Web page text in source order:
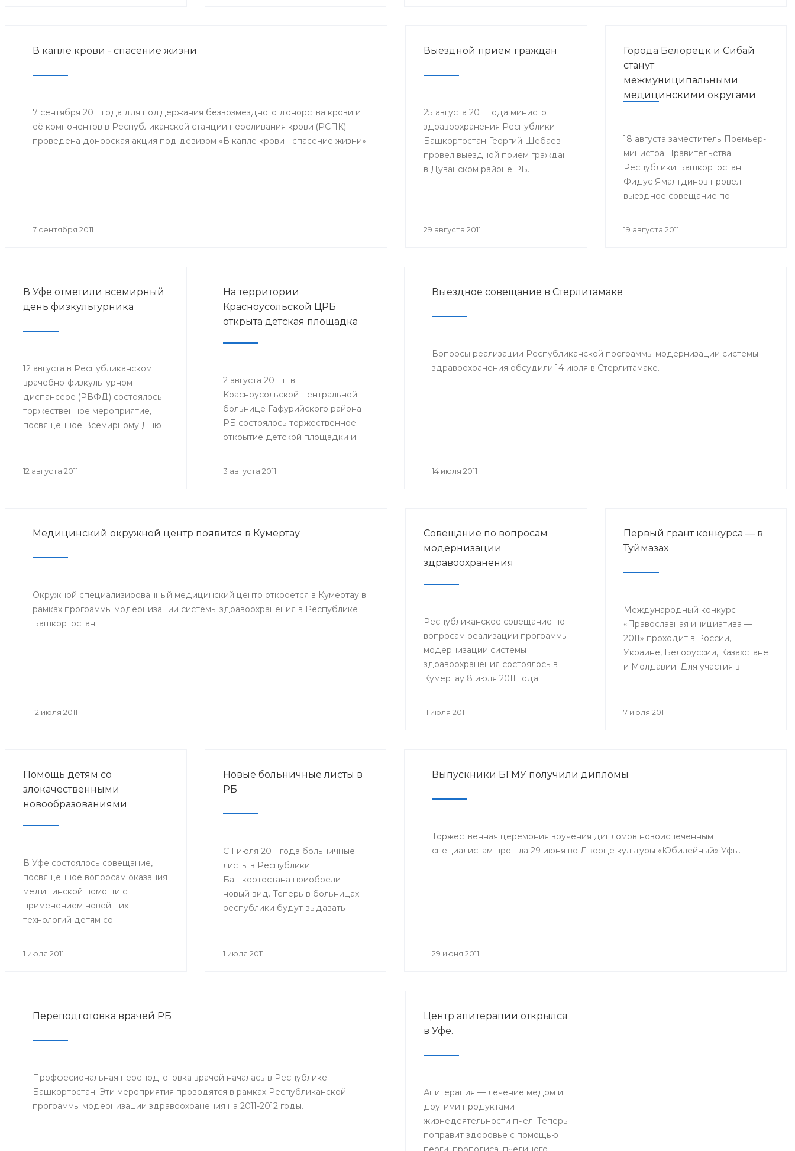
человека с повесткой: «Об
эпидемиологической ситуации
по гриппу и ОРВИ и начале
В капле крови - спасение жизни
7 сентября 2011 года для поддержания безвозмездного донорства крови и
её компонентов в Республиканской станции переливания крови (РСПК)
проведена донорская акция под девизом «В капле крови - спасение жизни».
7 сентября 2011
Выездной прием граждан
25 августа 2011 года министр
здравоохранения Республики
Башкортостан Георгий Шебаев
провел выездной прием граждан
в Дуванском районе РБ.
29 августа 2011
Города Белорецк и Сибай
станут
межмуниципальными
медицинскими округами
18 августа заместитель Премьер-
министра Правительства
Республики Башкортостан
Фидус Ямалтдинов провел
выездное совещание по
19 августа 2011
В Уфе отметили всемирный
день физкультурника
12 августа в Республиканском
врачебно-физкультурном
диспансере (РВФД) состоялось
торжественное мероприятие,
посвященное Всемирному Дню
Министерства здравоохранения
известные спортсмены
12 августа 2011
На территории
Красноусольской ЦРБ
открыта детская площадка
2 августа 2011 г. в
Красноусольской центральной
больнице Гафурийского района
РБ состоялось торжественное
открытие детской площадки и
3 августа 2011
Выездное совещание в Стерлитамаке
Вопросы реализации Республиканской программы модернизации системы
здравоохранения обсудили 14 июля в Стерлитамаке.
14 июля 2011
Медицинский окружной центр появится в Кумертау
Окружной специализированный медицинский центр откроется в Кумертау в
рамках программы модернизации системы здравоохранения в Республике
Башкортостан.
12 июля 2011
Совещание по вопросам
модернизации
здравоохранения
Республиканское совещание по
вопросам реализации программы
модернизации системы
здравоохранения состоялось в
Кумертау 8 июля 2011 года.
Мелеузовского, Зианчуринского,
11 июля 2011
Первый грант конкурса — в
Туймазах
Международный конкурс
«Православная инициатива —
2011» проходит в России,
Украине, Белоруссии, Казахстане
и Молдавии. Для участия в
программ, с помощью которых
7 июля 2011
Помощь детям со
злокачественными
новообразованиями
В Уфе состоялось совещание,
посвященное вопросам оказания
медицинской помощи с
применением новейших
технологий детям со
Министерства здравоохранения
1 июля 2011
Новые больничные листы в
РБ
С 1 июля 2011 года больничные
листы в Республики
Башкортостана приобрели
новый вид. Теперь в больницах
республики будут выдавать
прежних: размер — бланки
страховой стаж и средний
заработок.
1 июля 2011
Выпускники БГМУ получили дипломы
Торжественная церемония вручения дипломов новоиспеченным
специалистам прошла 29 июня во Дворце культуры «Юбилейный» Уфы.
29 июня 2011
Переподготовка врачей РБ
Проффесиональная переподготовка врачей началась в Республике
Башкортостан. Эти мероприятия проводятся в рамках Республиканской
программы модернизации здравоохранения на 2011-2012 годы.
Центр апитерапии открылся
в Уфе.
Апитерапия — лечение медом и
другими продуктами
жизнедеятельности пчел. Теперь
поправит здоровье с помощью